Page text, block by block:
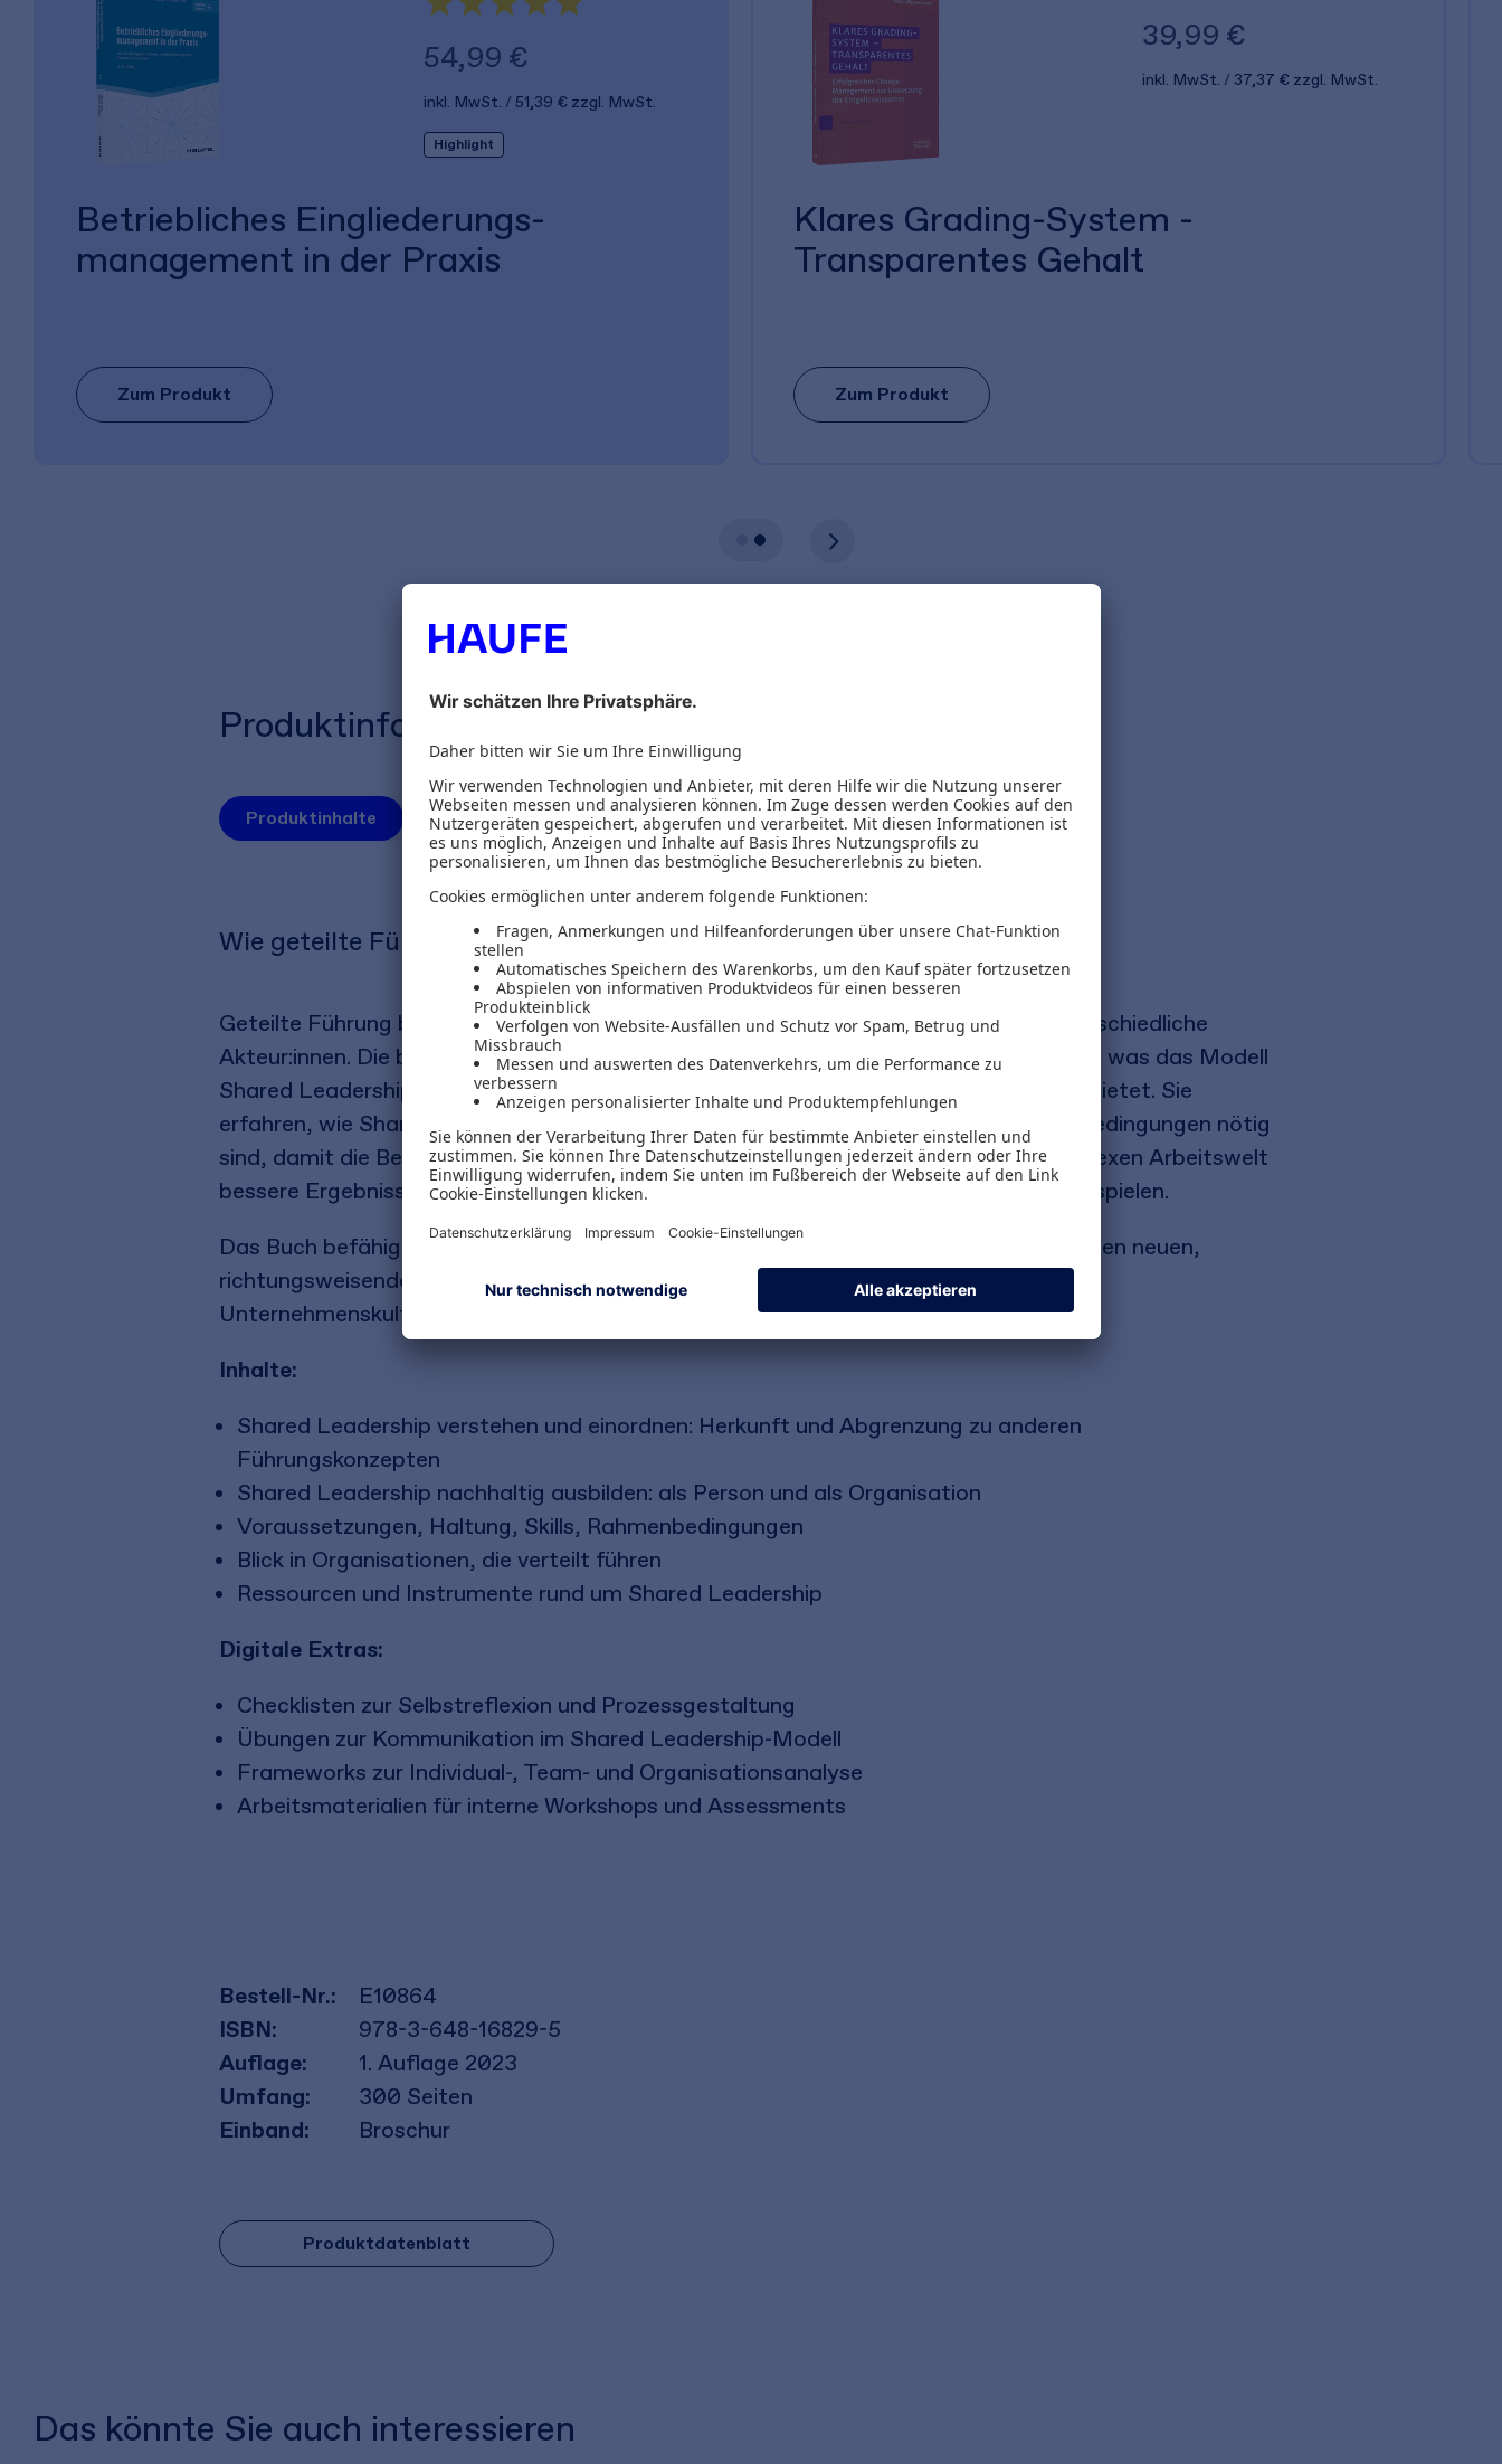
54,99 €
inkl. MwSt. 51,39 € zzgl. MwSt.
Highlight
Betriebliches Eingliederungs­
management in der Praxis
Zum Produkt
39,99 €
inkl. MwSt. 37,37 € zzgl. MwSt.
Klares Grading-System -
Transparentes Gehalt
Zum Produkt
Produktinformationen
Produktinhalte Autoren Inhaltsverzeichnis
Wie geteilte Führung gelingt
Geteilte Führung bezeichnet die Verteilung von Verantwortung und Führung auf unterschiedliche
Akteur:innen. Die beiden Autoren beschreiben wissenschaftlich fundiert und praxisnah, was das Modell
Shared Leadership bedeutet, warum es immer wichtiger wird und welche Vorteile es bietet. Sie
erfahren, wie Shared Leadership gelebt wird und welche Haltung, Skills und Rahmenbedingungen nötig
sind, damit die Beteiligten Verantwortung übernehmen und gemeinsam in einer komplexen Arbeitswelt
bessere Ergebnisse erzielen. Mit Reflexionsfragen, Übungen und zahlreichen Praxisbeispielen.
Das Buch befähigt zur aktiven Umsetzung von Shared Leadership. Und es eröffnet einen neuen,
richtungsweisenden Blick auf Führung und Zusammenarbeit sowie die dafür nötige
Unternehmenskultur.
Inhalte:
Shared Leadership verstehen und einordnen: Herkunft und Abgrenzung zu anderen
Führungskonzepten
Shared Leadership nachhaltig ausbilden: als Person und als Organisation
Voraussetzungen, Haltung, Skills, Rahmenbedingungen
Blick in Organisationen, die verteilt führen
Ressourcen und Instrumente rund um Shared Leadership
Digitale Extras:
Checklisten zur Selbstreflexion und Prozessgestaltung
Übungen zur Kommunikation im Shared Leadership-Modell
Frameworks zur Individual-, Team- und Organisationsanalyse
Arbeitsmaterialien für interne Workshops und Assessments
Bestell-Nr.:
E10864
ISBN:
978-3-648-16829-5
Auflage:
1. Auflage 2023
Umfang:
300 Seiten
Einband:
Broschur
Produktdatenblatt
Das könnte Sie auch interessieren